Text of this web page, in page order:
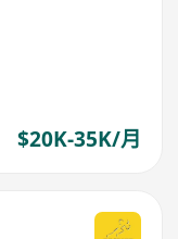
$20K-35K/月